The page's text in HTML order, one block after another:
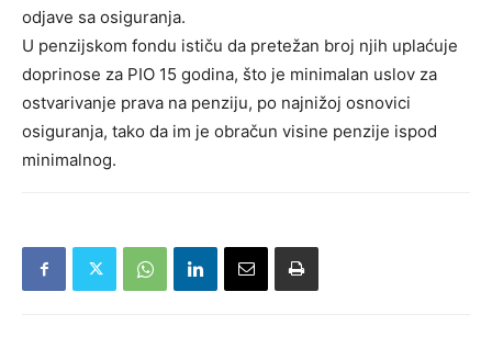
odjave sa osiguranja.
U penzijskom fondu ističu da pretežan broj njih uplaćuje
doprinose za PIO 15 godina, što je minimalan uslov za
ostvarivanje prava na penziju, po najnižoj osnovici
osiguranja, tako da im je obračun visine penzije ispod
minimalnog.